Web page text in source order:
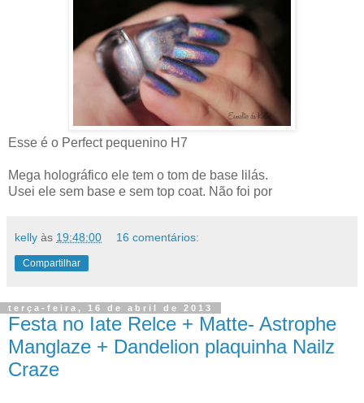
Esse é o Perfect pequenino H7
Mega holográfico ele tem o tom de base lilás.
Usei ele sem base e sem top coat. Não foi por
kelly às 19:48:00 16 comentários:
Compartilhar
terça-feira, 16 de abril de 2013
Festa no Iate Relce + Matte- Astrophe
Manglaze + Dandelion plaquinha Nailz
Craze